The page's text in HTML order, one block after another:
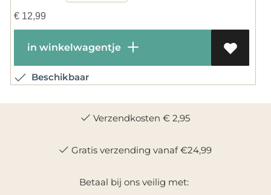
€12,99
in winkelwagentje
Beschikbaar
Verzendkosten € 2,95
Gratis verzending vanaf €24,99
Betaal bij ons veilig met: